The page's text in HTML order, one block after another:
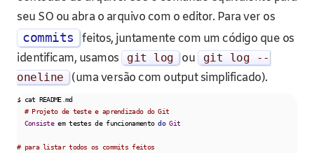
seu SO ou abra o arquivo com o editor. Para ver os
commits
feitos, juntamente com um código que os
identificam, usamos
git log ou git log
--
oneline (uma versão com output simplificado).
$ cat README. md
# Projeto de teste e aprendizado do Git
Consiste em testes de funcionamento do Git
# para listar todos os commits feitos